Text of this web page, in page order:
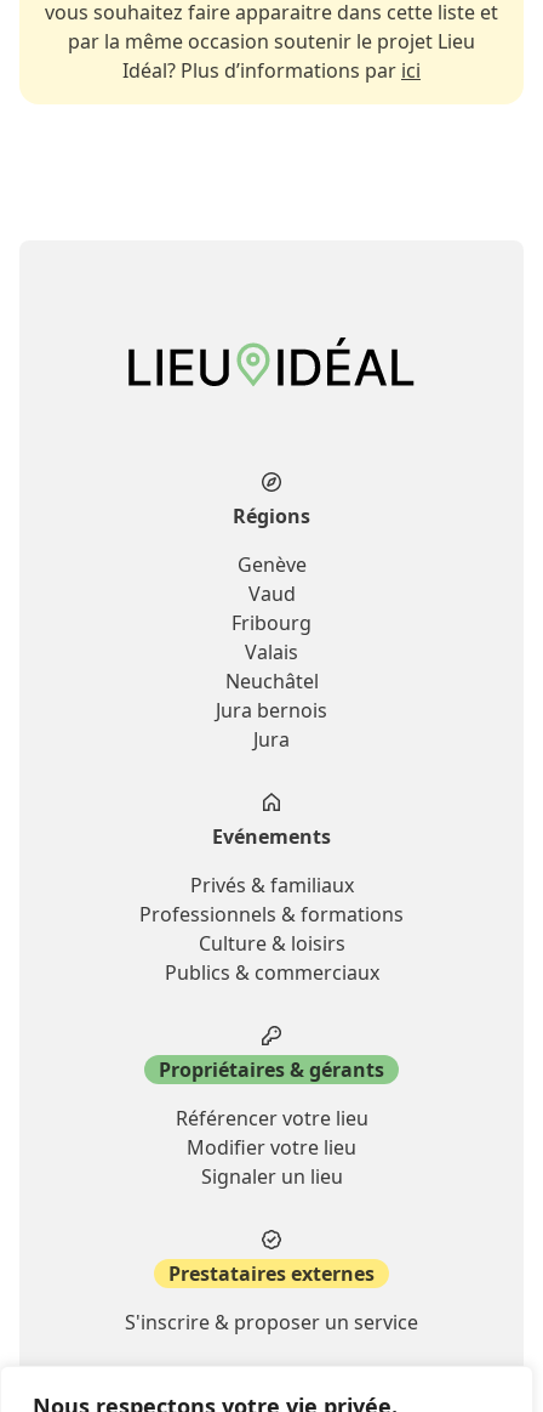
Nous respectons votre vie privée.
vous souhaitez faire apparaitre dans cette liste et
par la même occasion soutenir le projet Lieu
Idéal? Plus d’informations par ici
Régions
Genève
Vaud
Fribourg
Valais
Neuchâtel
Jura bernois
Jura
Evénements
Privés & familiaux
Professionnels & formations
Culture & loisirs
Publics & commerciaux
Propriétaires & gérants
Référencer votre lieu
Modifier votre lieu
Signaler un lieu
Prestataires externes
S'inscrire & proposer un service